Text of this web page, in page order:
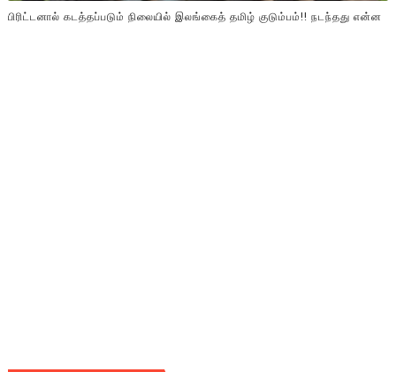
பிரிட்டனால் கடத்தப்படும் நிலையில் இலங்கைத் தமிழ் குடும்பம்!! நடந்தது என்ன